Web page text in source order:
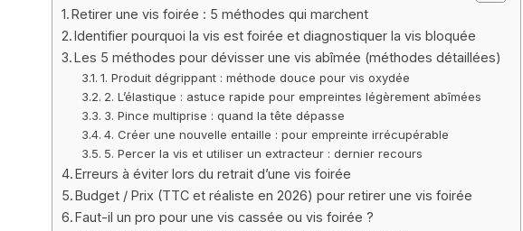
Retirer une vis foirée : 5 méthodes qui marchent
Identifier pourquoi la vis est foirée et diagnostiquer la vis bloquée
Les 5 méthodes pour dévisser une vis abîmée (méthodes détaillées)
1. Produit dégrippant : méthode douce pour vis oxydée
2. L’élastique : astuce rapide pour empreintes légèrement abîmées
3. Pince multiprise : quand la tête dépasse
4. Créer une nouvelle entaille : pour empreinte irrécupérable
5. Percer la vis et utiliser un extracteur : dernier recours
Erreurs à éviter lors du retrait d’une vis foirée
Budget / Prix (TTC et réaliste en 2026) pour retirer une vis foirée
Faut-il un pro pour une vis cassée ou vis foirée ?